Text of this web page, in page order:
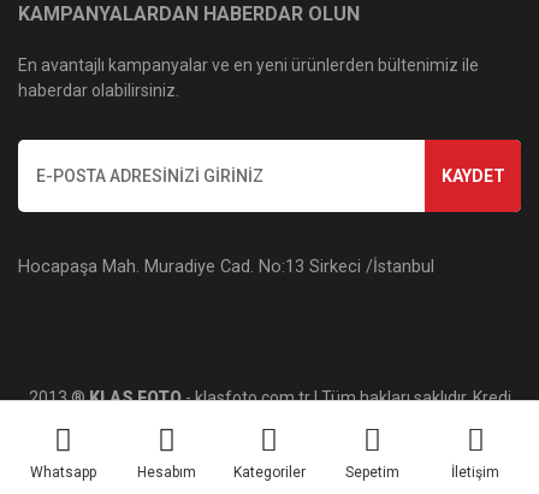
Whatsapp Hesabım Kategoriler Sepetim İletişim
KAMPANYALARDAN HABERDAR OLUN
En avantajlı kampanyalar ve en yeni ürünlerden bültenimiz ile
haberdar olabilirsiniz.
KAYDET
Hocapaşa Mah. Muradiye Cad. No:13 Sirkeci /İstanbul
2013 ®KLAS FOTO- klasfoto.com.tr | Tüm hakları saklıdır. Kredi